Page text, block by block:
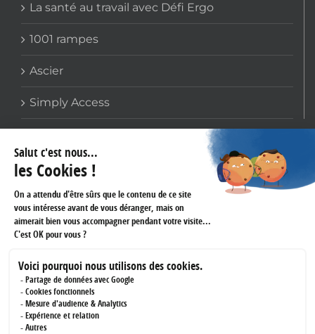
La santé au travail avec Défi Ergo
1001 rampes
Ascier
Simply Access
COORDONNÉES
159 avenue Gallieni
93170 BAGNOLET
Téléphone :
01 60 43 61 45
RÉSEAUX SOCIAUX